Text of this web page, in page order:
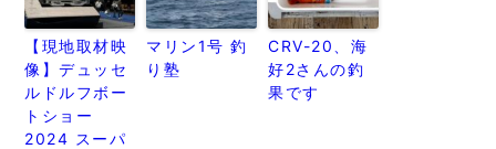
【現地取材映
像】デュッセ
ルドルフボー
トショー
2024 スーパ
マリン1号 釣
り塾
CRV-20、海
好2さんの釣
果です